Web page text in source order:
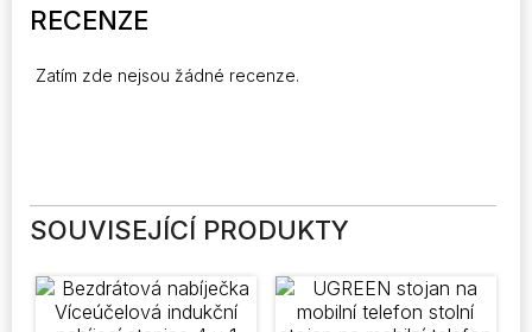
RECENZE
Zatím zde nejsou žádné recenze.
SOUVISEJÍCÍ PRODUKTY